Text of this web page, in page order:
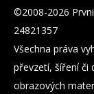
©2008-2026
24821357
Všechna práva
převzetí, šíření či
obrazových